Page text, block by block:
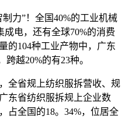
力”！全国40%的工业机械
成电，还有全球70%的消费
104种工业产物中，广东
越20%的有23种。
省规上纺织服拆营收、规
东省纺织服拆规上企业数
占全国的18。34%，位居全